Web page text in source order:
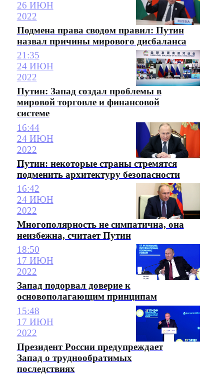
26 ИЮН
2022
Подмена права сводом правил: Путин
назвал причины мирового дисбаланса
21:35
24 ИЮН
2022
Путин: Запад создал проблемы в
мировой торговле и финансовой
системе
16:44
24 ИЮН
2022
Путин: некоторые страны стремятся
подменить архитектуру безопасности
16:42
24 ИЮН
2022
Многополярность не симпатична, она
неизбежна, считает Путин
18:50
17 ИЮН
2022
Запад подорвал доверие к
основополагающим принципам
15:48
17 ИЮН
2022
Президент России предупреждает
Запад о труднообратимых
последствиях